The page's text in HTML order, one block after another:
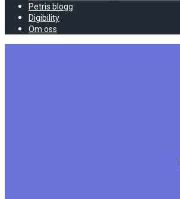
Petris blogg
Digibility
Om oss